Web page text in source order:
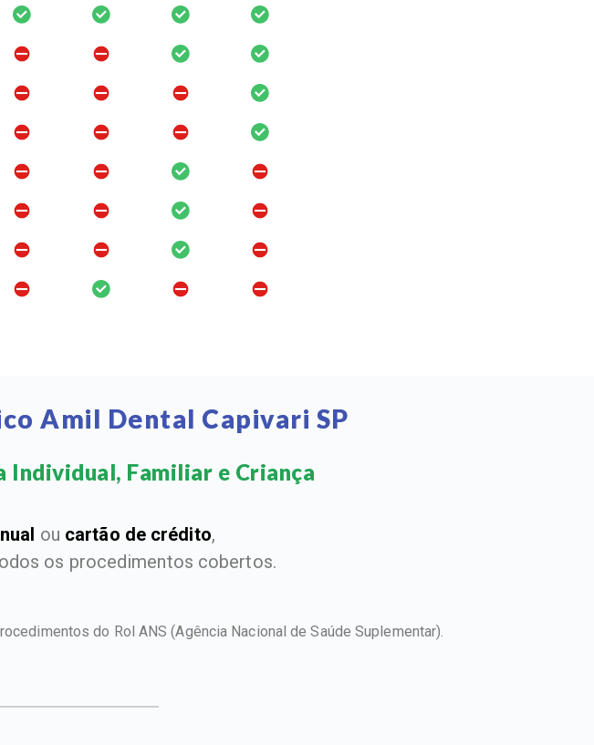
Amil Dental Capivari SP
Individual, Familiar e Criança​
ou cartão de crédito,
os procedimentos cobertos.
do Rol ANS(Agência Nacional de Saúde Suplementar).